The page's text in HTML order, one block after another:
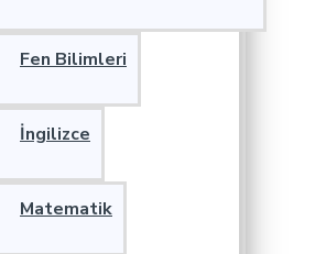
Fen Bilimleri
İngilizce
Matematik